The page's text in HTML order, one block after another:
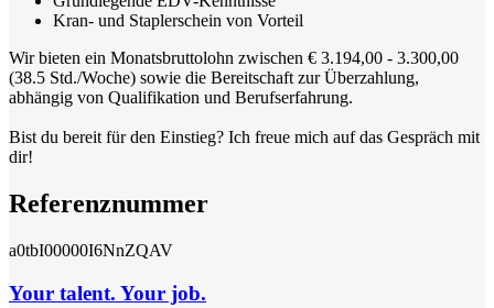
Kran- und Staplerschein von Vorteil
Wir bieten ein Monatsbruttolohn zwischen € 3.194,00 - 3.300,00
(38.5 Std./Woche) sowie die Bereitschaft zur Überzahlung,
abhängig von Qualifikation und Berufserfahrung.
Bist du bereit für den Einstieg? Ich freue mich auf das Gespräch mit
dir!
Referenznummer
a0tbI00000I6NnZQAV
Your talent. Your job.